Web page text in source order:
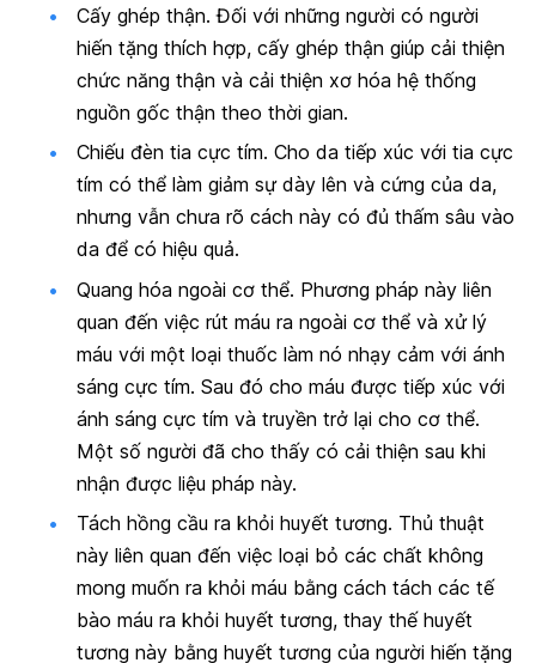
Cấy ghép thận. Đối với những người có người
hiến tặng thích hợp, cấy ghép thận giúp cải thiện
chức năng thận và cải thiện xơ hóa hệ thống
nguồn gốc thận theo thời gian.
Chiếu đèn tia cực tím. Cho da tiếp xúc với tia cực
tím có thể làm giảm sự dày lên và cứng của da,
nhưng vẫn chưa rõ cách này có đủ thấm sâu vào
da để có hiệu quả.
Quang hóa ngoài cơ thể. Phương pháp này liên
quan đến việc rút máu ra ngoài cơ thể và xử lý
máu với một loại thuốc làm nó nhạy cảm với ánh
sáng cực tím. Sau đó cho máu được tiếp xúc với
ánh sáng cực tím và truyền trở lại cho cơ thể.
Một số người đã cho thấy có cải thiện sau khi
nhận được liệu pháp này.
Tách hồng cầu ra khỏi huyết tương. Thủ thuật
này liên quan đến việc loại bỏ các chất không
mong muốn ra khỏi máu bằng cách tách các tế
bào máu ra khỏi huyết tương, thay thế huyết
tương này bằng huyết tương của người hiến tặng